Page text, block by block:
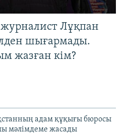
Лұқпан
шығармады.
жазған кім?
адам құқығы бюросы
мәлімдеме жасады